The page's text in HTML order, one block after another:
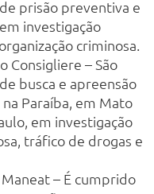
prisão preventiva e
investigação
criminosa.
Consigliere – São
busca e apreensão
Paraíba, em Mato
em investigação
tráfico de drogas e
– É cumprido